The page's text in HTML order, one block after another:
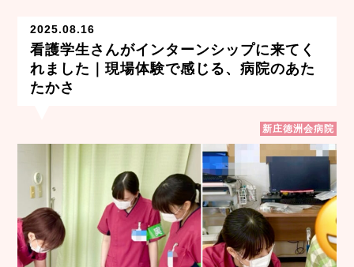
2025.08.16
看護学生さんがインターンシップに来てく
れました｜現場体験で感じる、病院のあた
たかさ
新庄徳洲会病院